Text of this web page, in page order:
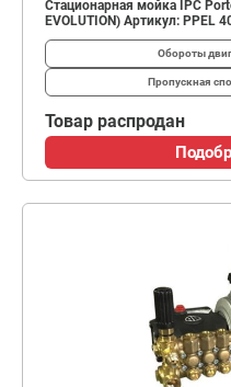
Стационарная мойка IPC
EVOLUTION) Артикул: PPEL
Обороты
Пропускная
Товар распродан